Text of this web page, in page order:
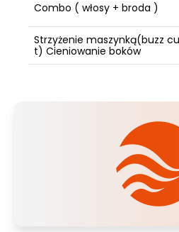
Combo ( włosy + broda )
Strzyżenie maszynką(buzz cu
t) Cieniowanie boków